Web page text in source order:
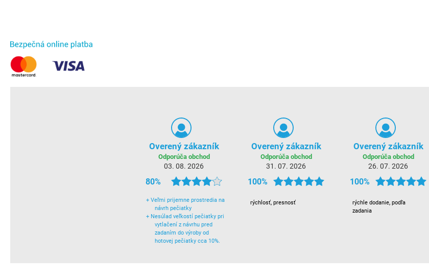
Overený zákazník
Odporúča obchod
03. 08. 2026
80%
+ Veľmi prijemne prostredia na
návrh pečiatky
+ Nesúlad veľkostí pečiatky pri
vytlačení z návrhu pred
zadaním do výroby od
hotovej pečiatky cca 10%.
Overený zákazník
Odporúča obchod
31. 07. 2026
100%
rýchlosť, presnosť
Overený zákazník
Odporúča obchod
26. 07. 2026
100%
rýchle dodanie, podľa
zadania